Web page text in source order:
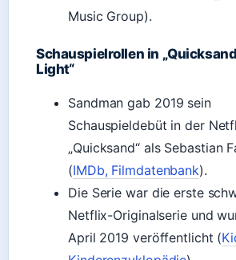
Music Group).
Schauspielrollen in
Light“
Sandman gab 2019 sein
Schauspieldebüt in der
„Quicksand“ als Sebastian
(IMDb, Filmdatenbank).
Die Serie war die erste
Netflix-Originalserie und
April 2019 veröffentlicht (